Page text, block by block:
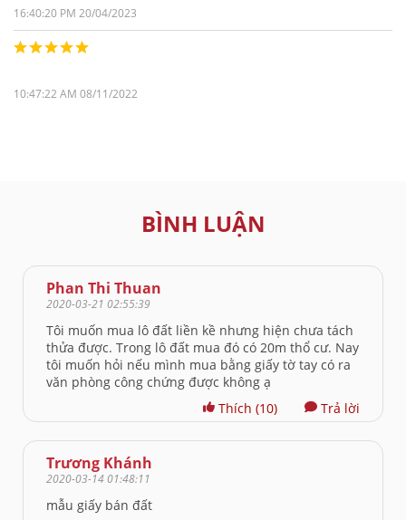
16:40:20 PM 20/04/2023
10:47:22 AM 08/11/2022
BÌNH LUẬN
Phan Thi Thuan
2020-03-21 02:55:39
Tôi muốn mua lô đất liền kề nhưng hiện chưa tách
thửa được. Trong lô đất mua đó có 20m thổ cư. Nay
tôi muốn hỏi nếu mình mua bằng giấy tờ tay có ra
văn phòng công chứng được không ạ
Thích (10) Trả lời
Trương Khánh
2020-03-14 01:48:11
mẫu giấy bán đất